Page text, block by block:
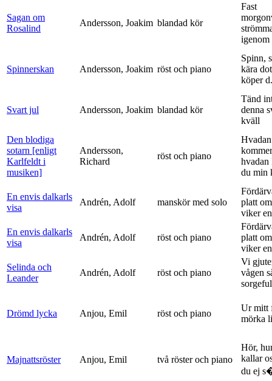
Sagan om
Rosalind
Andersson, Joakim blandad kör
Fast
igenom
Spinnerskan Andersson, Joakim röst och piano
Spinn,
kära
köper
Svart jul Andersson, Joakim blandad kör
Tänd
denna
kväll
Den blodiga
sotarn [enligt
Karlfeldt i
musiken]
Andersson,
Richard
röst och piano
Hvadan
hvadan
du min
En envis dalkarls
visa
Andrén, Adolf manskör med solo
platt
viker
En envis dalkarls
visa
Andrén, Adolf röst och piano
platt
viker
Selinda och
Leander
Andrén, Adolf röst och piano
Vi
vågen
Drömd lycka Anjou, Emil röst och piano
Ur mitt
mörka
Majnattsröster Anjou, Emil två röster och piano
Hör,
kallar
du ej